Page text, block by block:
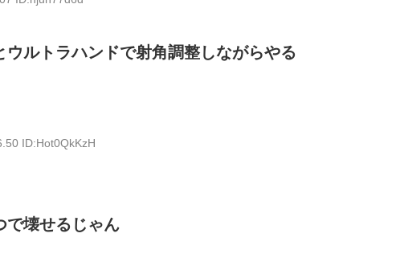
ルトラハンドで射角調整しながらやる
ID:Hot0QkKzH
で壊せるじゃん